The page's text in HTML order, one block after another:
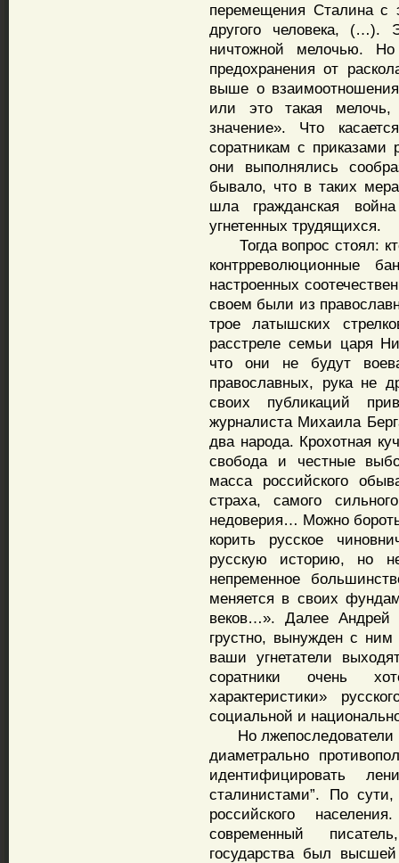
перемещения Сталина с
другого человека, (…).
ничтожной мелочью.
предохранения от
выше о
или это такая
значение». Что
соратникам с приказами
они выполнялись
бывало, что в таких
шла гражданская
угнетенных трудящихся.
Тогда вопрос стоял:
контрреволюционные
настроенных
своем были из
трое латышских
расстреле семьи царя
что они не будут
православных, рука не
своих публикаций
журналиста Михаила
два народа. Крохотная
свобода и честные
масса российского
страха, самого
недоверия… Можно
корить русское
русскую историю, но
непременное
меняется в своих
веков…». Далее Андрей
грустно, вынужден с
ваши угнетатели
соратники очень
характеристики»
социальной и
Но лжепоследователи
диаметрально
идентифицировать
сталинистами”. По
российского
современный
государства был